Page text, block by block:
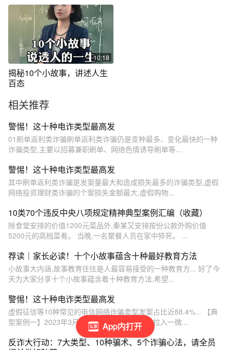
App内打开
10:18
揭秘10个小故事，讲述人生
百态
相关推荐
警惕！这十种电诈类型最高发
01刷单返利类诈骗刷单返利类诈骗仍是变种最多、变化最快的一种
诈骗类型,主要以招募兼职刷单、网络色情诱导刷单等...
警惕！这十种电诈类型最高发
其中刷单返利类诈骗是发案量最大和造成损失最多的诈骗类型,虚假
网络投资理财类诈骗的个案损失金额最大,虚假购物...
10类70个违反中央八项规定精神典型案例汇编（收藏）
除食堂安排的价值1200元菜品外,秦某又安排按份公款外购价值
5200元的高档菜肴。 当晚,一名聚餐人员在家中猝死。 ...
荐读｜家长必读！十个小故事蕴含十种最好教育方法
小故事大内涵,故事教育往往是人最容易接受的一种教育方... 好了今
天为大家分享十个小故事蕴含着十种教育方法,希望...
警惕！这十种电诈类型最高发
虚假征信等10种常见的电信网络诈骗类型发案占比近88.4%... 【典
型案例一】2023年3月,江苏徐州男子曹某被人拉入一微...
反诈大行动：7大类型、10种骗术、5个诈骗心法，请全员